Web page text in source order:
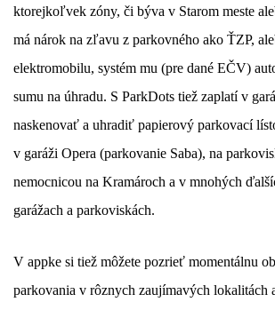
ktorejkoľvek zóny, či býva v Starom meste
má nárok na zľavu z parkovného ako ŤZP,
elektromobilu, systém mu (pre dané EČV)
sumu na úhradu. S ParkDots tiež zaplatí v
naskenovať a uhradiť papierový parkovací
v garáži Opera (parkovanie Saba), na
nemocnicou na Kramároch a v mnohých
garážach a parkoviskách.
V appke si tiež môžete pozrieť momentálnu
parkovania v rôznych zaujímavých lokalitách